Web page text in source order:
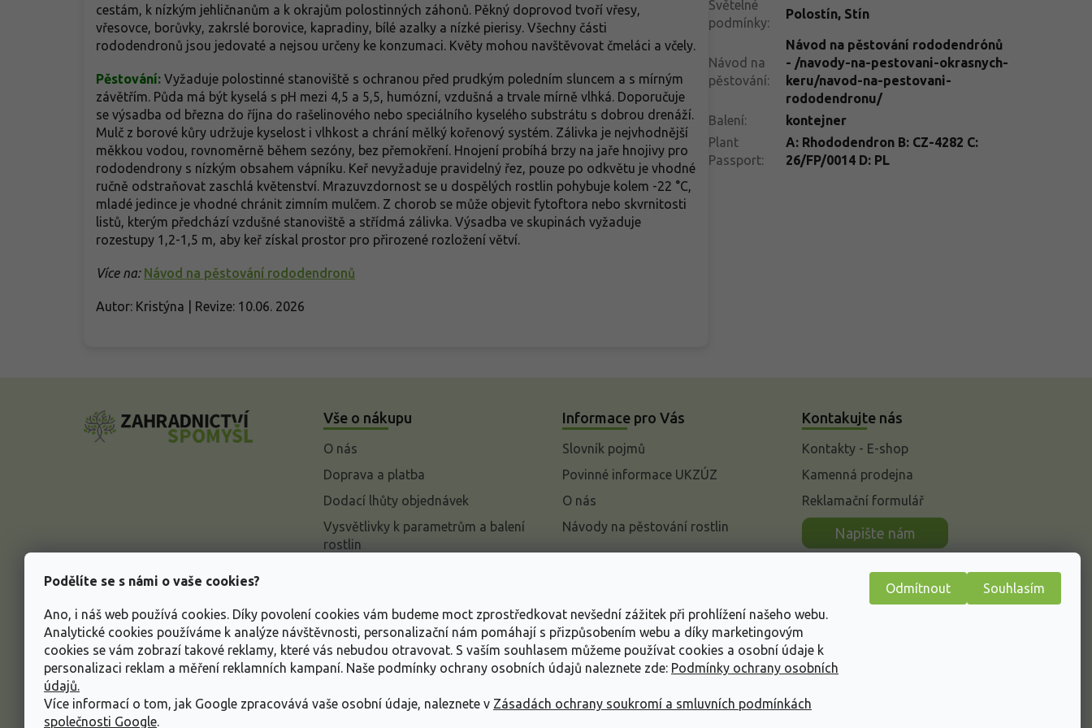
Podělíte se s námi o vaše cookies?
Ano, i náš web používá cookies. Díky povolení cookies vám budeme moct zprostředkovat nevšední zážitek při prohlížení našeho webu.
Analytické cookies používáme k analýze návštěvnosti, personalizační nám pomáhají s přizpůsobením webu a díky marketingovým
cookies se vám zobrazí takové reklamy, které vás nebudou otravovat. S vaším souhlasem můžeme používat cookies a osobní údaje k
personalizaci reklam a měření reklamních kampaní. Naše podmínky ochrany osobních údajů naleznete zde: Podmínky ochrany osobních
údajů.
Více informací o tom, jak Google zpracovává vaše osobní údaje, naleznete v Zásadách ochrany soukromí a smluvních podmínkách
společnosti Google.
Odmítnout Souhlasím
cestám, k nízkým jehličnanům a k okrajům polostinných záhonů. Pěkný doprovod tvoří vřesy,
vřesovce, borůvky, zakrslé borovice, kapradiny, bílé azalky a nízké pierisy. Všechny části
rododendronů jsou jedovaté a nejsou určeny ke konzumaci. Květy mohou navštěvovat čmeláci a včely.
Pěstování: Vyžaduje polostinné stanoviště s ochranou před prudkým poledním sluncem a s mírným
závětřím. Půda má být kyselá s pH mezi 4,5 a 5,5, humózní, vzdušná a trvale mírně vlhká. Doporučuje
se výsadba od března do října do rašelinového nebo speciálního kyselého substrátu s dobrou drenáží.
Mulč z borové kůry udržuje kyselost i vlhkost a chrání mělký kořenový systém. Zálivka je nejvhodnější
měkkou vodou, rovnoměrně během sezóny, bez přemokření. Hnojení probíhá brzy na jaře hnojivy pro
rododendrony s nízkým obsahem vápníku. Keř nevyžaduje pravidelný řez, pouze po odkvětu je vhodné
ručně odstraňovat zaschlá květenství. Mrazuvzdornost se u dospělých rostlin pohybuje kolem -22 °C,
mladé jedince je vhodné chránit zimním mulčem. Z chorob se může objevit fytoftora nebo skvrnitosti
listů, kterým předchází vzdušné stanoviště a střídmá zálivka. Výsadba ve skupinách vyžaduje
rozestupy 1,2-1,5 m, aby keř získal prostor pro přirozené rozložení větví.
Více na: Návod na pěstování rododendronů
Autor: Kristýna | Revize: 10.06. 2026
Světelné
podmínky:
Polostín, Stín
Návod na
pěstování:
Návod na pěstování rododendrónů
- /navody-na-pestovani-okrasnych-
keru/navod-na-pestovani-
rododendronu/
Balení:
kontejner
Plant
Passport:
A: Rhododendron B: CZ-4282 C:
26/FP/0014 D: PL
Vše o nákupu
O nás
Doprava a platba
Dodací lhůty objednávek
Vysvětlivky k parametrům a balení
rostlin
Informace o ochraně osobních
údajů
Obchodní podmínky
Informace pro Vás
Slovník pojmů
Povinné informace UKZÚZ
O nás
Návody na pěstování rostlin
Kontakujte nás
Kontakty - E-shop
Kamenná prodejna
Reklamační formulář
Napište nám